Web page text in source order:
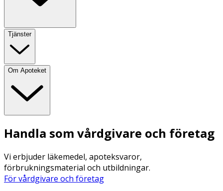
Tjänster
Om Apoteket
Handla som vårdgivare och företag
Vi erbjuder läkemedel, apoteksvaror,
förbrukningsmaterial och utbildningar.
För vårdgivare och företag